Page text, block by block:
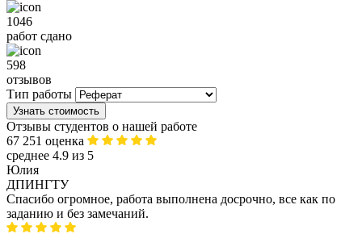
1046
работ сдано
598
отзывов
Тип работы
Узнать стоимость
Отзывы студентов о нашей работе
67 251 оценка
среднее 4.9 из 5
Юлия
ДПИНГТУ
Спасибо огромное, работа выполнена досрочно, все как по
заданию и без замечаний.